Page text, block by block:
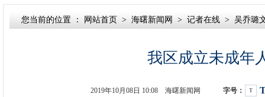
您当前的位置 ： 网站首页 > 海曙新闻网 > 记者在线 > 吴乔璐
我区成立未成年
2019年10月08日 10:08 海曙新闻网 字号： T